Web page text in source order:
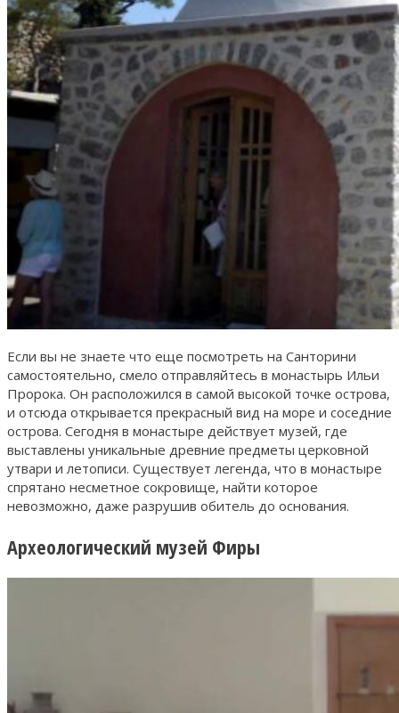
Если вы не знаете что еще посмотреть на Санторини
самостоятельно, смело отправляйтесь в монастырь Ильи
Пророка. Он расположился в самой высокой точке острова,
и отсюда открывается прекрасный вид на море и соседние
острова. Сегодня в монастыре действует музей, где
выставлены уникальные древние предметы церковной
утвари и летописи. Существует легенда, что в монастыре
спрятано несметное сокровище, найти которое
невозможно, даже разрушив обитель до основания.
Археологический музей Фиры